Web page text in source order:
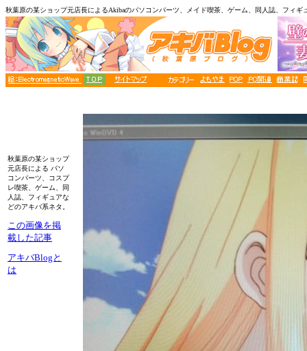
秋葉原の某ショップ元店長によるAkibaのパソコンパーツ、メイド喫茶、ゲーム、同人誌、フィ
秋葉原の某ショップ
元店長による パソ
コンパーツ、コスプ
レ喫茶、ゲーム、同
人誌、フィギュアな
どのアキバ系ネタ。
この画像を掲
載した記事
アキバBlogと
は